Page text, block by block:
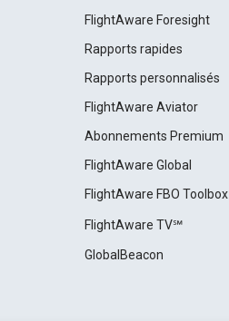
FlightAware Foresight
Rapports rapides
Rapports personnalisés
FlightAware Aviator
Abonnements Premium
FlightAware Global
FlightAware FBO Toolbox
FlightAware TV℠
GlobalBeacon